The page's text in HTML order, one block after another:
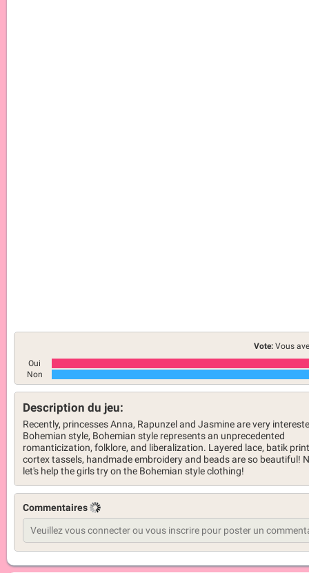
Vote: Vous
Oui
Non
Description du jeu:
Recently, princesses Anna, Rapunzel and Jasmine are very
Bohemian style, Bohemian style represents an unprecedented
romanticization, folklore, and liberalization. Layered lace, batik
cortex tassels, handmade embroidery and beads are so beautiful!
let's help the girls try on the Bohemian style clothing!
Commentaires